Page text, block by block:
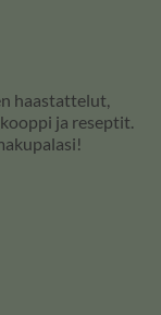
haastattelut,
ja reseptit.